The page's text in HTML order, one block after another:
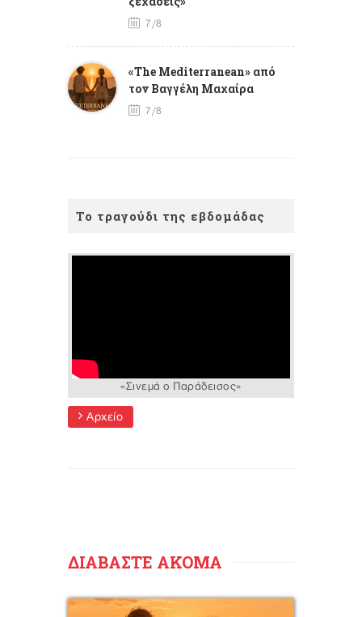
7/8
«The Mediterranean» από
τον Βαγγέλη Μαχαίρα
7/8
Το τραγούδι της εβδομάδας
«Σινεμά ο Παράδεισος»
Αρχείο
ΔΙΑΒΑΣΤΕ ΑΚΟΜΑ